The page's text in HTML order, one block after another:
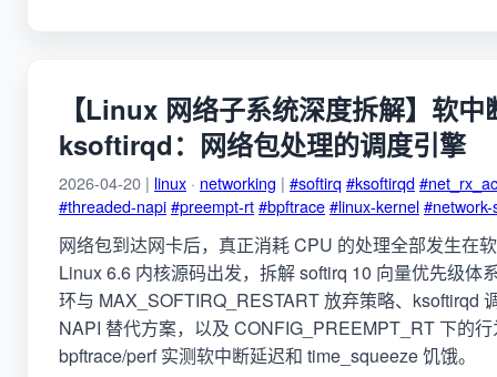
【Linux 网络子系统深度拆解】软中
ksoftirqd：网络包处理的调度引擎
2026-04-20 | linux · networking | #softirq#ksoftirqd
#threaded-napi#preempt-rt#bpftrace#linux-kernel
网络包到达网卡后，真正消耗 CPU 的处理全部发生在
Linux 6.6 内核源码出发，拆解 softirq 10 向量优先级体
环与 MAX_SOFTIRQ_RESTART 放弃策略、ksoftirqd
NAPI 替代方案，以及 CONFIG_PREEMPT_RT 下的
bpftrace/perf 实测软中断延迟和 time_squeeze 饥饿。